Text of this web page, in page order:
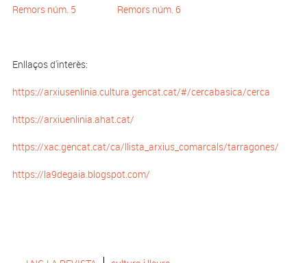
Remors núm. 5 Remors núm. 6
Enllaços d'interès:
https://arxiusenlinia.cultura.gencat.cat/#/cercabasica/cerca
https://arxiuenlinia.ahat.cat/
https://xac.gencat.cat/ca/llista_arxius_comarcals/tarragones/
https://la9degaia.blogspot.com/